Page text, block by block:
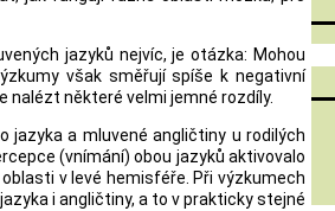
jazyků nejvíc, je otázka: Mohou
však směřují spíše k negativní
nalézt některé velmi jemné rozdíly.
jazyka a mluvené angličtiny u rodilých
(vnímání) obou jazyků aktivovalo
v levé hemisféře. Při výzkumech
i angličtiny, a to v prakticky stejné